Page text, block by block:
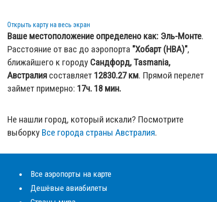
Открыть карту на весь экран
Ваше местоположение определено как: Эль-Монте.
Расстояние от вас до аэропорта "Хобарт (HBA)",
ближайшего к городу Сандфорд, Tasmania,
Австралия составляет 12830.27км. Прямой перелет
займет примерно: 17ч. 18 мин.
Не нашли город, который искали? Посмотрите
выборку Все города страны Австралия.
Все аэропорты на карте
Дешёвые авиабилеты